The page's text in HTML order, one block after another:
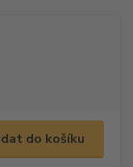
do košíku